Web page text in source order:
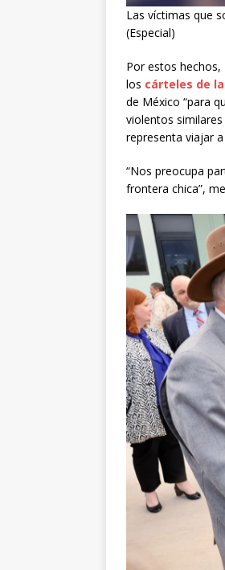
Las víctimas que
(Especial)
Por estos hechos,
los cárteles de
de México “para
violentos
representa viajar
“Nos preocupa
frontera chica”,